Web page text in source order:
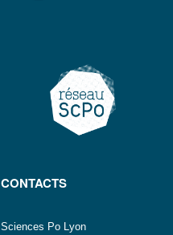
CONTACTS
Sciences Po Lyon